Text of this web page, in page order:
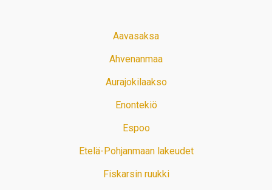
Aavasaksa
Ahvenanmaa
Aurajokilaakso
Enontekiö
Espoo
Etelä-Pohjanmaan lakeudet
Fiskarsin ruukki